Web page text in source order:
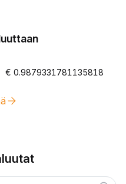
€ 0.9879331781135818